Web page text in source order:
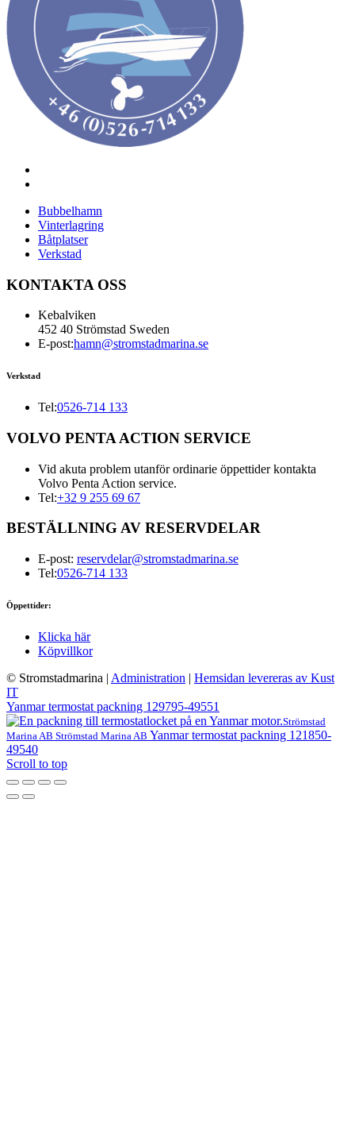
Bubbelhamn
Vinterlagring
Båtplatser
Verkstad
KONTAKTA OSS
Kebalviken
452 40 Strömstad Sweden
E-post:hamn@stromstadmarina.se
Verkstad
Tel:0526-714 133
VOLVO PENTA ACTION SERVICE
Vid akuta problem utanför ordinarie öppettider kontakta
Volvo Penta Action service.
Tel:+32 9 255 69 67
BESTÄLLNING AV RESERVDELAR
E-post: reservdelar@stromstadmarina.se
Tel:0526-714 133
Öppettider:
Klicka här
Köpvillkor
© Stromstadmarina | Administration | Hemsidan levereras av Kust
IT
Yanmar termostat packning 129795-49551
Strömstad
Marina AB Strömstad Marina AB Yanmar termostat packning 121850-
49540
Scroll to top